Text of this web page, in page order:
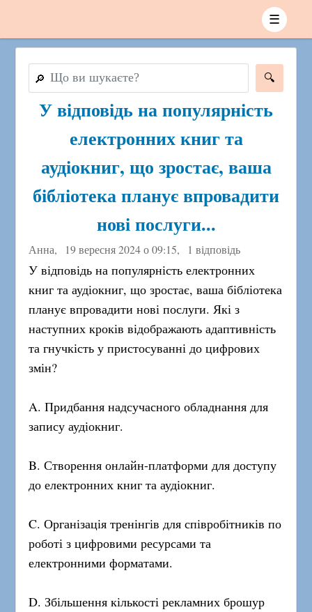
☰
🔎
У відповідь на популярність
електронних книг та
аудіокниг, що зростає, ваша
бібліотека планує впровадити
нові послуги...
Анна, 19 вересня 2024 о 09:15, 1 відповідь
У відповідь на популярність електронних
книг та аудіокниг, що зростає, ваша бібліотека
планує впровадити нові послуги. Які з
наступних кроків відображають адаптивність
та гнучкість у пристосуванні до цифрових
змін?
A. Придбання надсучасного обладнання для
запису аудіокниг.
B. Створення онлайн-платформи для доступу
до електронних книг та аудіокниг.
C. Організація тренінгів для співробітників по
роботі з цифровими ресурсами та
електронними форматами.
D. Збільшення кількості рекламних брошур